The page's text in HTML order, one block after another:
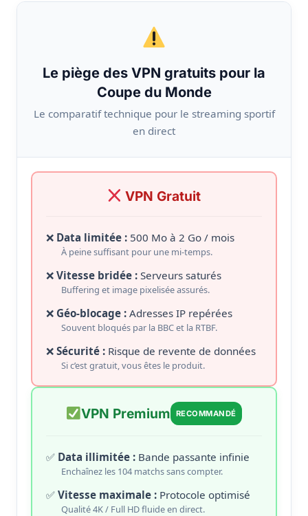
Le piège des VPN gratuits pour la
Coupe du Monde
Le comparatif technique pour le streaming sportif
en direct
VPN Gratuit
Data limitée : 500 Mo à 2 Go / mois
À peine suffisant pour une mi-temps.
Vitesse bridée : Serveurs saturés
Buffering et image pixelisée assurés.
Géo-blocage : Adresses IP repérées
Souvent bloqués par la BBC et la RTBF.
Sécurité : Risque de revente de données
Si c’est gratuit, vous êtes le produit.
VPN Premium RECOMMANDÉ
Data illimitée : Bande passante infinie
Enchaînez les 104 matchs sans compter.
Vitesse maximale : Protocole optimisé
Qualité 4K / Full HD fluide en direct.